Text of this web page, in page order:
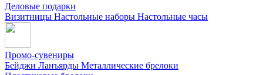
Деловые подарки
Визитницы Настольные наборы Настольные часы
Промо-сувениры
Бейджи Ланъярды Металлические брелоки